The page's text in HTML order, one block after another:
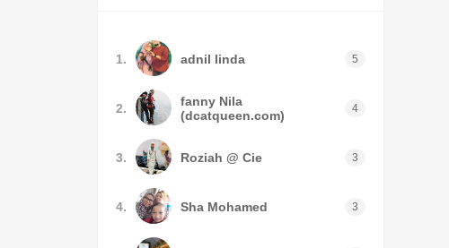
1. adnil linda 5
2.
fanny Nila
(dcatqueen.com)
4
3. Roziah @ Cie 3
4. Sha Mohamed 3